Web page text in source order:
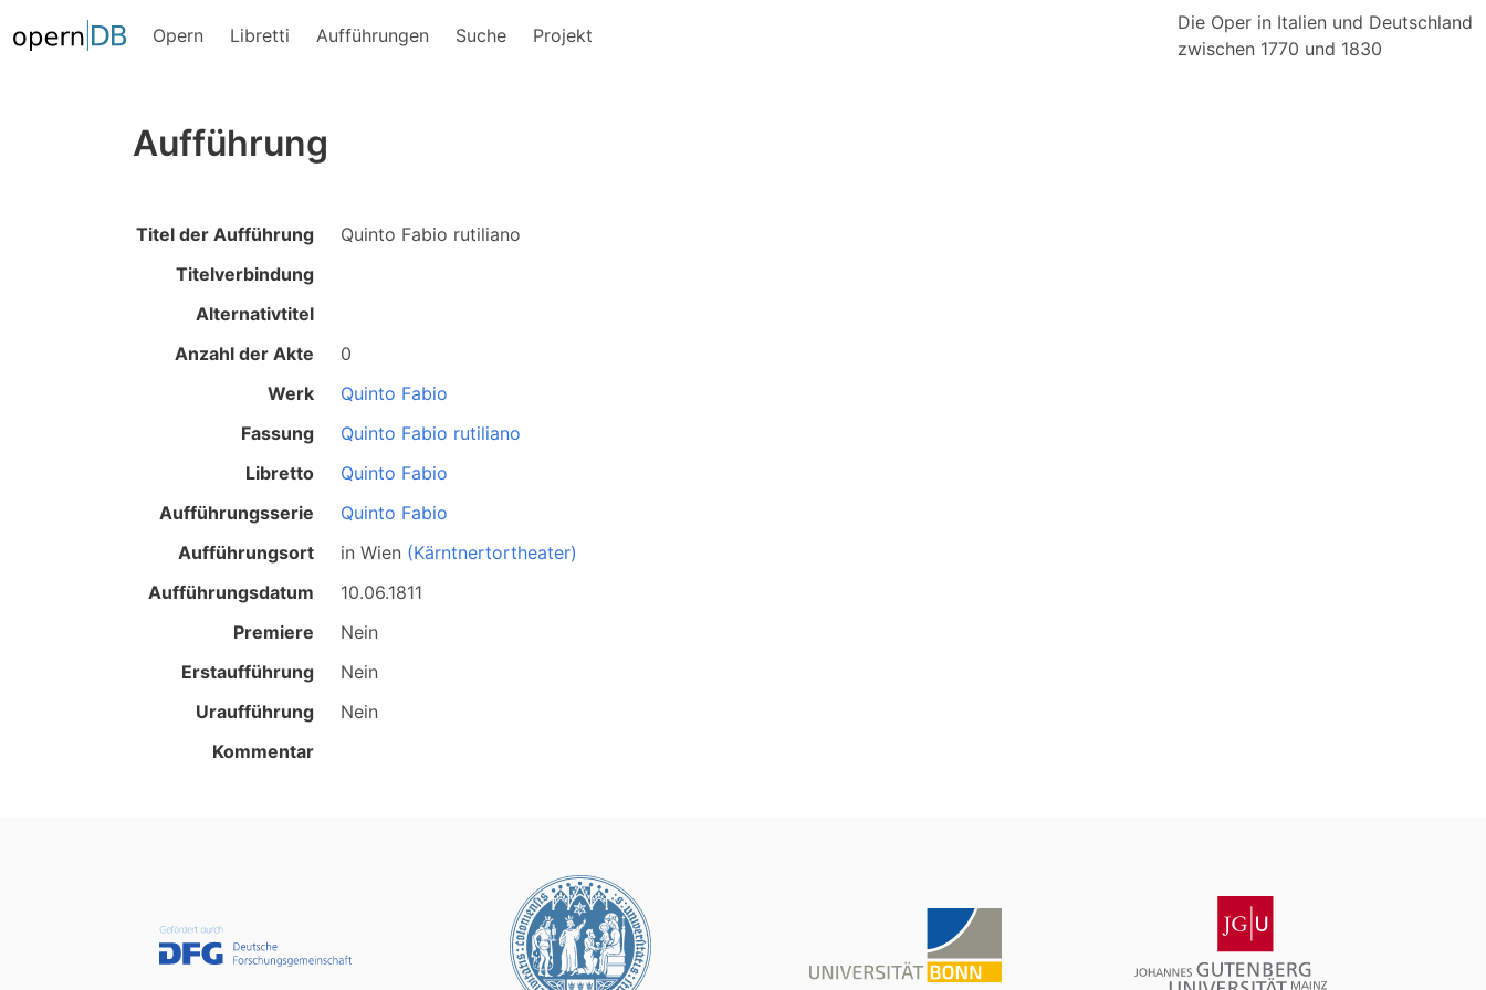
Opern Libretti Aufführungen Suche Projekt
Die Oper in Italien und Deutschland
zwischen 1770 und 1830
Aufführung
Titel der Aufführung
Quinto Fabio rutiliano
Titelverbindung
Alternativtitel
Anzahl der Akte
0
Werk
Quinto Fabio
Fassung
Quinto Fabio rutiliano
Libretto
Quinto Fabio
Aufführungsserie
Quinto Fabio
Aufführungsort
in Wien (Kärntnertortheater)
Aufführungsdatum
10.06.1811
Premiere
Nein
Erstaufführung
Nein
Uraufführung
Nein
Kommentar